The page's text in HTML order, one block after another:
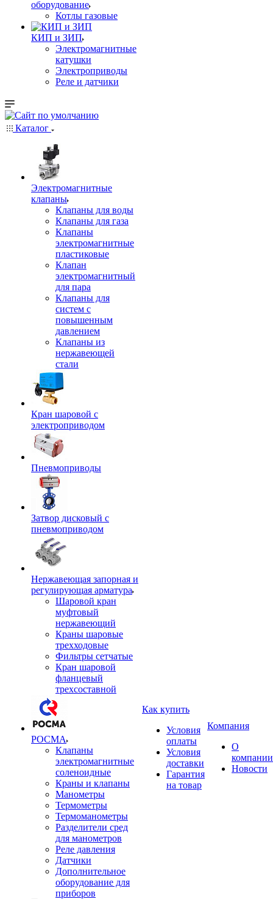
оборудование
Котлы газовые
КИП и ЗИП
Электромагнитные
катушки
Электроприводы
Реле и датчики
Каталог
Электромагнитные
клапаны
Клапаны для воды
Клапаны для газа
Клапаны
электромагнитные
пластиковые
Клапан
электромагнитный
для пара
Клапаны для
систем с
повышенным
давлением
Клапаны из
нержавеющей
стали
Кран шаровой с
электроприводом
Пневмоприводы
Затвор дисковый с
пневмоприводом
Нержавеющая запорная и
регулирующая арматура
Шаровой кран
муфтовый
нержавеющий
Краны шаровые
трехходовые
Фильтры сетчатые
Кран шаровой
фланцевый
трехсоставной
РОСМА
Клапаны
электромагнитные
соленоидные
Краны и клапаны
Манометры
Термометры
Термоманометры
Разделители сред
для манометров
Реле давления
Датчики
Дополнительное
оборудование для
приборов
Как купить
Условия
оплаты
Условия
доставки
Гарантия
на товар
Компания
О
компании
Новости